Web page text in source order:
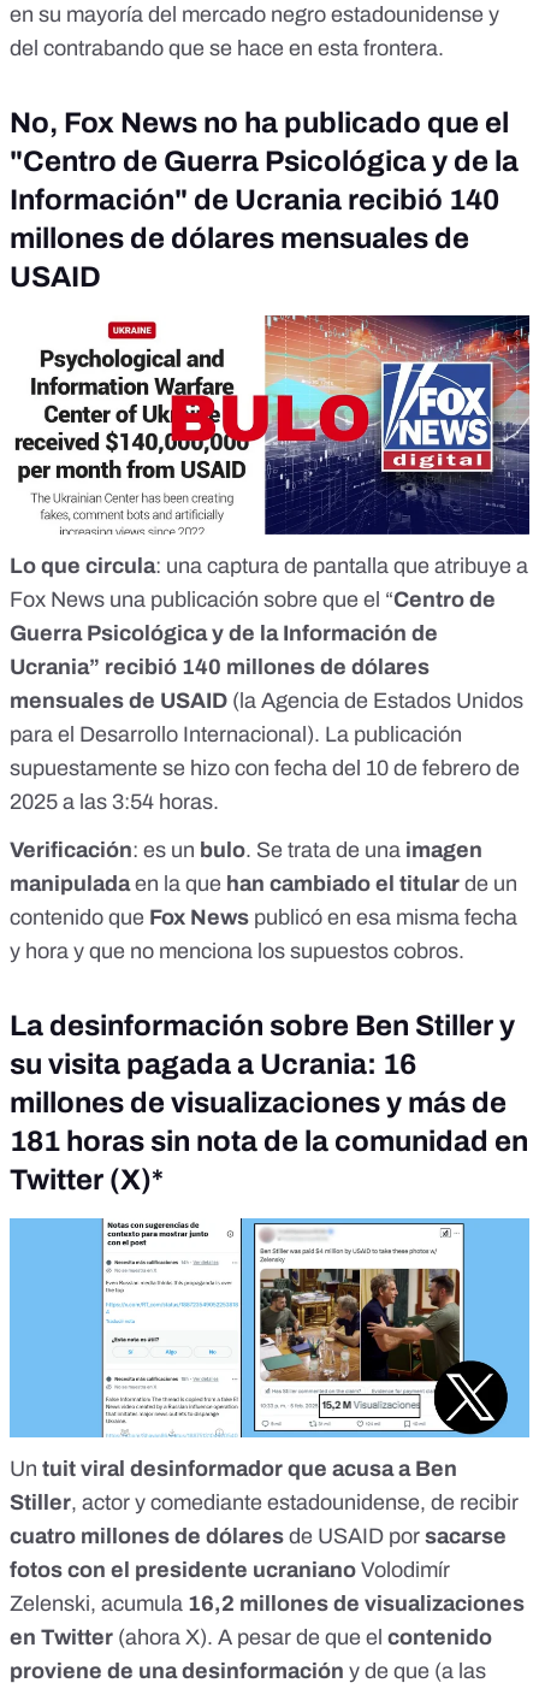
en su mayoría del mercado negro estadounidense y
del contrabando que se hace en esta frontera.
No, Fox News no ha publicado que el
"Centro de Guerra Psicológica y de la
Información" de Ucrania recibió 140
millones de dólares mensuales de
USAID
Lo que circula: una captura de pantalla que atribuye a
Fox News una publicación sobre que el “Centro de
Guerra Psicológica y de la Información de
Ucrania” recibió 140 millones de dólares
mensuales de USAID (la Agencia de Estados Unidos
para el Desarrollo Internacional). La publicación
supuestamente se hizo con fecha del 10 de febrero de
2025 a las 3:54 horas.
Verificación: es un bulo. Se trata de una imagen
manipuladaen la que han cambiado el titular de un
contenido que Fox News publicó en esa misma fecha
y hora y que no menciona los supuestos cobros.
La desinformación sobre Ben Stiller y
su visita pagada a Ucrania: 16
millones de visualizaciones y más de
181 horas sin nota de la comunidad en
Twitter (X)*
Un tuit viral desinformador que acusa a Ben
Stiller, actor y comediante estadounidense, de recibir
cuatro millones de dólares de USAID por sacarse
fotos con el presidente ucraniano Volodimír
Zelenski, acumula 16,2 millones de visualizaciones
en Twitter (ahora X). A pesar de que el contenido
proviene de una desinformación y de que (a las